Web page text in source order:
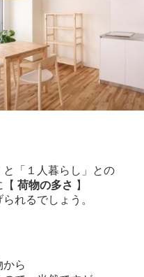
と「１人暮らし」との
荷物の多さ 】
れるでしょう。
から